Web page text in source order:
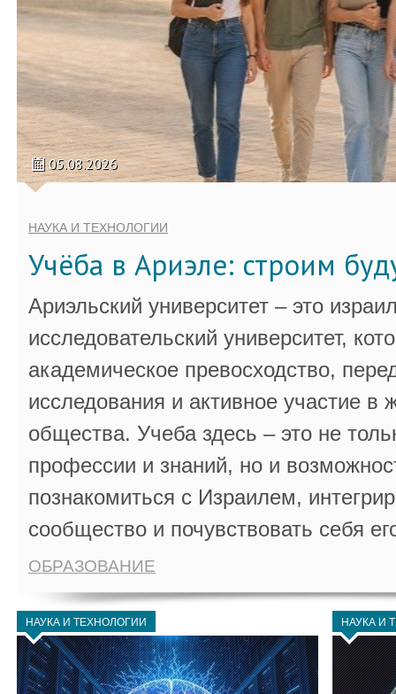
05.08.2026
НАУКА И ТЕХНОЛОГИИ
Учёба в Ариэле: строим
Ариэльский университет – это
исследовательский университет,
академическое превосходство,
исследования и активное участие в
общества. Учеба здесь – это не
профессии и знаний, но и
познакомиться с Израилем,
сообщество и почувствовать себя
ОБРАЗОВАНИЕ
НАУКА И ТЕХНОЛОГИИ НАУКА И